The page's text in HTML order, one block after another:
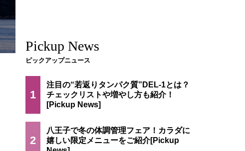
Pickup News
ピックアップニュース
1
注目の“若返りタンパク質”DEL-1とは？
チェックリストや増やし方も紹介！
2
八王子で冬の体調管理フェア！カラダに
嬉しい限定メニューをご紹介